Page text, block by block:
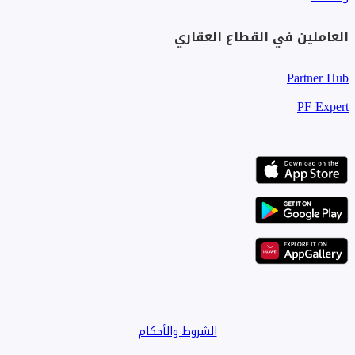
العاملين في القطاع العقاري
Partner Hub
PF Expert
الشروط والأحكام